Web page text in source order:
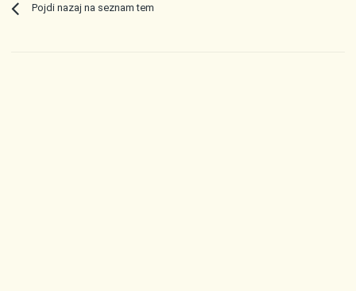
Pojdi nazaj na seznam tem